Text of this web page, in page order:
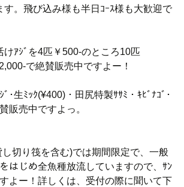
す。飛び込み様も半日ｺｰｽ様も大歓迎で
けｱｼﾞを4匹￥500-のところ10匹
で絶賛販売中ですよー！
･生ﾐｯｸ(¥400)・田尻特製ｻｻﾐ・ｷﾋﾞﾅｺﾞ･
販売中ですよっ。
し切り筏を含む)では期間限定で、一般
はじめ全魚種放流していますので、ｻﾝ
よー！詳しくは、受付の際に聞いて下